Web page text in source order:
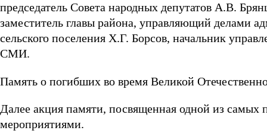
председатель Совета народных депутатов А.В.
заместитель главы района, управляющий делами
сельского поселения Х.Г. Борсов, начальник
СМИ.
Память о погибших во время Великой
Далее акция памяти, посвященная одной из самых
мероприятиями.